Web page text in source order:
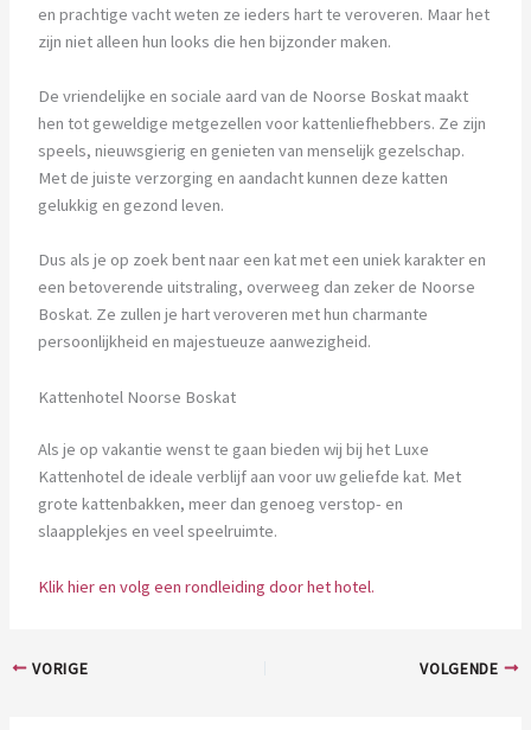
en prachtige vacht weten ze ieders hart te veroveren. Maar het
zijn niet alleen hun looks die hen bijzonder maken.
De vriendelijke en sociale aard van de Noorse Boskat maakt
hen tot geweldige metgezellen voor kattenliefhebbers. Ze zijn
speels, nieuwsgierig en genieten van menselijk gezelschap.
Met de juiste verzorging en aandacht kunnen deze katten
gelukkig en gezond leven.
Dus als je op zoek bent naar een kat met een uniek karakter en
een betoverende uitstraling, overweeg dan zeker de Noorse
Boskat. Ze zullen je hart veroveren met hun charmante
persoonlijkheid en majestueuze aanwezigheid.
Kattenhotel Noorse Boskat
Als je op vakantie wenst te gaan bieden wij bij het Luxe
Kattenhotel de ideale verblijf aan voor uw geliefde kat. Met
grote kattenbakken, meer dan genoeg verstop- en
slaapplekjes en veel speelruimte.
Klik hier en volg een rondleiding door het hotel.
VORIGE VOLGENDE